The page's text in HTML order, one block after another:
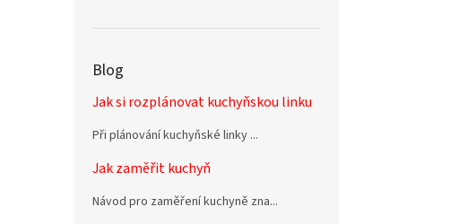
Blog
Jak si rozplánovat kuchyňskou linku
Při plánování kuchyňské linky ...
Jak zaměřit kuchyň
Návod pro zaměření kuchyně zna...